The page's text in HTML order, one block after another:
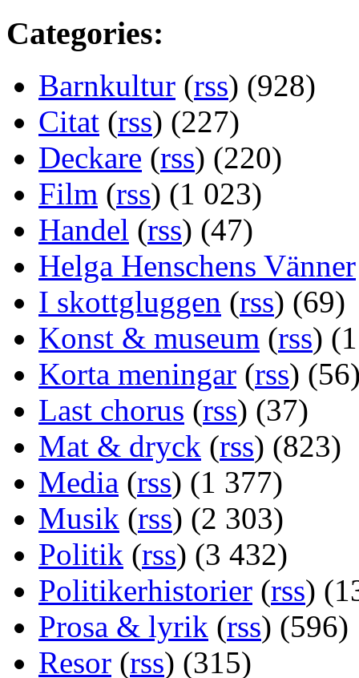
Categories:
Barnkultur (rss) (928)
Citat (rss) (227)
Deckare (rss) (220)
Film (rss) (1 023)
Handel (rss) (47)
Helga Henschens Vänner
I skottgluggen (rss) (69)
Konst & museum (rss)
Korta meningar (rss)
Last chorus (rss) (37)
Mat & dryck (rss) (823)
Media (rss) (1 377)
Musik (rss) (2 303)
Politik (rss) (3 432)
Politikerhistorier (rss)
Prosa & lyrik (rss) (596)
Resor (rss) (315)